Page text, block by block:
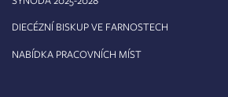
DIECÉZNÍ BISKUP VE FARNOSTECH
NABÍDKA PRACOVNÍCH MÍST